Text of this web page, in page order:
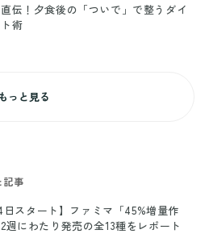
伝！夕食後の「ついで」で整うダイ
術
っと見る
事
日スタート】ファミマ「45%増量作
週にわたり発売の全13種をレポート